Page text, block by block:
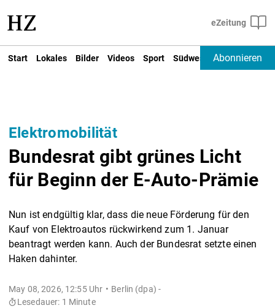
Start Lokales Bilder Videos Sport Südwest Deutschland
Abonnieren
Elektromobilität
Bundesrat gibt grünes Licht
für Beginn der E-Auto-Prämie
Nun ist endgültig klar, dass die neue Förderung für den
Kauf von Elektroautos rückwirkend zum 1. Januar
beantragt werden kann. Auch der Bundesrat setzte einen
Haken dahinter.
May 08, 2026, 12:55 Uhr
Berlin (dpa) -
Lesedauer: 1 Minute